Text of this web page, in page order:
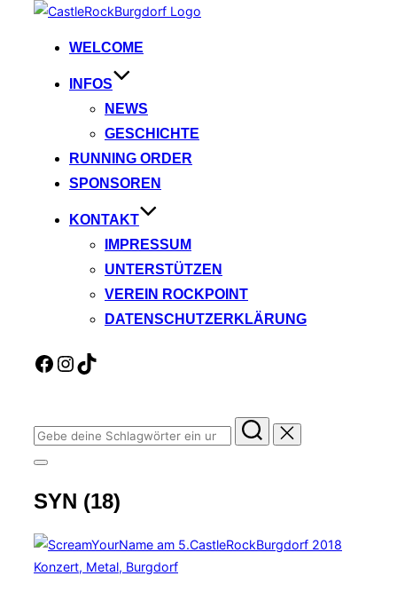
springen
WELCOME
INFOS
NEWS
GESCHICHTE
RUNNING ORDER
SPONSOREN
KONTAKT
IMPRESSUM
UNTERSTÜTZEN
VEREIN ROCKPOINT
DATENSCHUTZERKLÄRUNG
Facebook
Instagram
TikTok
Suchen
nach:
Seitenleiste
Navigation
umschalten
SYN (18)